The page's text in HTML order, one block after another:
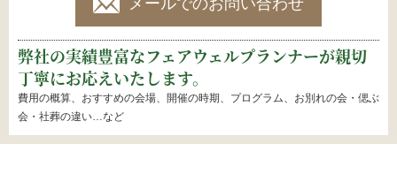
弊社の実績豊富なフェアウェルプランナーが親切
丁寧にお応えいたします。
費用の概算、おすすめの会場、開催の時期、プログラム、お別れの会・偲ぶ
会・社葬の違い…など